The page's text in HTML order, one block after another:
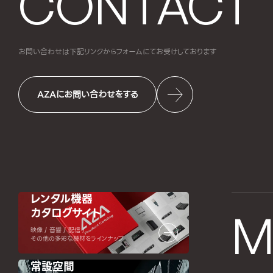
お問い合わせは下記リンクからフォームにてお受けしております
AZAにお問い合わせをする
レンタル機器
カタログサイト
映像 / 音響 / 配信 /
その他の多彩な機材をラインナップ
常設空間